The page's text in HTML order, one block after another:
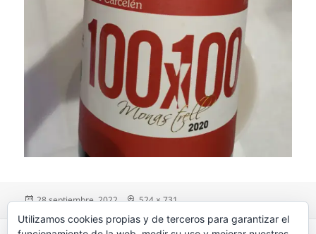
Publicado
28 septiembre, 2022
Tamaño
completo
524 × 731
Navegación
Utilizamos cookies propias y de terceros para garantizar el